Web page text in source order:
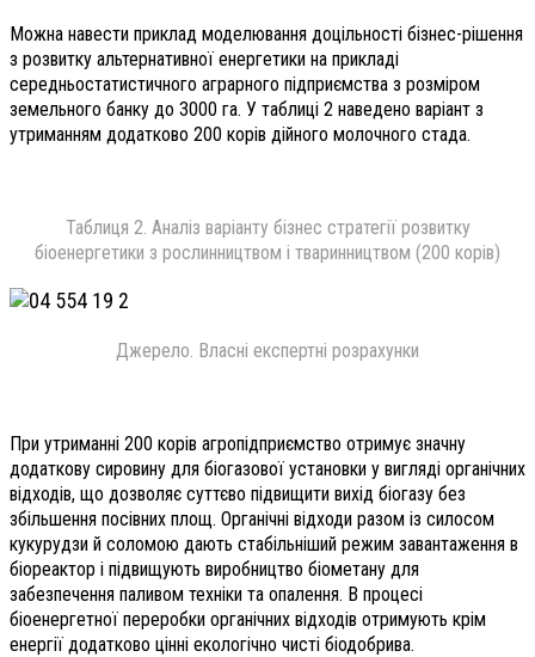
Можна навести приклад моделювання доцільності бізнес-рішення
з розвитку альтернативної енергетики на прикладі
середньостатистичного аграрного підприємства з розміром
земельного банку до 3000 га. У таблиці 2 наведено варіант з
утриманням додатково 200 корів дійного молочного стада.
Таблиця 2. Аналіз варіанту бізнес стратегії розвитку
біоенергетики з рослинництвом і тваринництвом (200 корів)
Джерело. Власні експертні розрахунки
При утриманні 200 корів агропідприємство отримує значну
додаткову сировину для біогазової установки у вигляді органічних
відходів, що дозволяє суттєво підвищити вихід біогазу без
збільшення посівних площ. Органічні відходи разом із силосом
кукурудзи й соломою дають стабільніший режим завантаження в
біореактор і підвищують виробництво біометану для
забезпечення паливом техніки та опалення. В процесі
біоенергетної переробки органічних відходів отримують крім
енергії додатково цінні екологічно чисті біодобрива.